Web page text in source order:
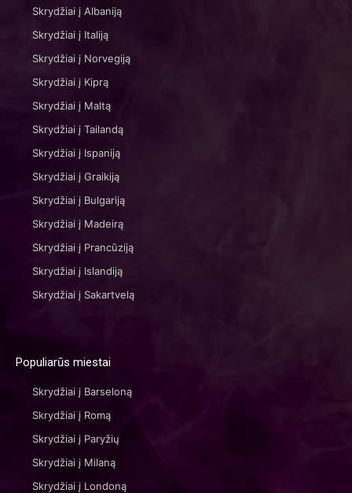
Skrydžiai į Albaniją
Skrydžiai į Italiją
Skrydžiai į Norvegiją
Skrydžiai į Kiprą
Skrydžiai į Maltą
Skrydžiai į Tailandą
Skrydžiai į Ispaniją
Skrydžiai į Graikiją
Skrydžiai į Bulgariją
Skrydžiai į Madeirą
Skrydžiai į Prancūziją
Skrydžiai į Islandiją
Skrydžiai į Sakartvelą
Populiarūs miestai
Skrydžiai į Barseloną
Skrydžiai į Romą
Skrydžiai į Paryžių
Skrydžiai į Milaną
Skrydžiai į Londoną